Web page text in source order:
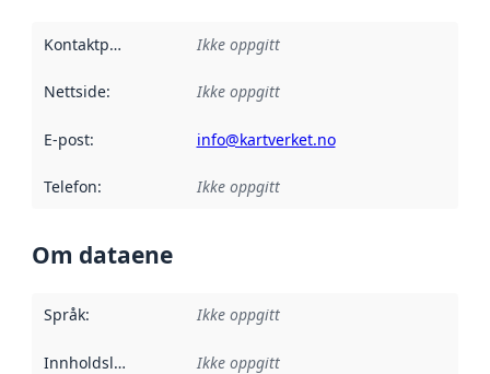
Kontaktpunkt Ikke oppgitt
Nettside: Ikke oppgitt
E-post: info@kartverket.no
Telefon: Ikke oppgitt
Om dataene
Språk: Ikke oppgitt
Innholdsleverandører :
Ikke oppgitt